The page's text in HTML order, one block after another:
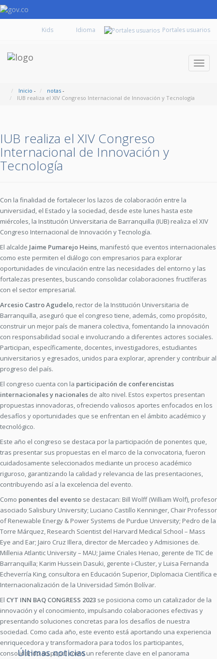
Kids Portales usuarios
Inicio - notas -
IUB realiza el XIV Congreso Internacional de Innovación y Tecnología
IUB realiza el XIV Congreso
Internacional de Innovación y
Tecnología
Con la finalidad de fortalecer los lazos de colaboración entre la
universidad, el Estado y la sociedad, desde este lunes hasta este
miércoles, la Institución Universitaria de Barranquilla (IUB) realiza el XIV
Congreso Internacional de Innovación y Tecnología.
El alcalde Jaime Pumarejo Heins, manifestó que eventos internacionales
como este permiten el diálogo con empresarios para explorar
oportunidades de vinculación entre las necesidades del entorno y las
fortalezas presentes, buscando consolidar colaboraciones fructíferas
con el sector empresarial.
Arcesio Castro Agudelo, rector de la Institución Universitaria de
Barranquilla, aseguró que el congreso tiene, además, como propósito,
construir un mejor país de manera colectiva, fomentando la innovación
con responsabilidad social e involucrando a diferentes actores sociales.
Participan, específicamente, docentes, investigadores, estudiantes
universitarios y egresados, unidos para explorar, aprender y contribuir al
progreso del país.
El congreso cuenta con la participación de conferencistas
internacionales y nacionales de alto nivel. Estos expertos presentan
propuestas innovadoras, ofreciendo valiosos aportes enfocados en los
desafíos y oportunidades que se enfrentan en el ámbito académico y
tecnológico.
Este año el congreso se destaca por la participación de ponentes que,
tras presentar sus propuestas en el marco de la convocatoria, fueron
cuidadosamente seleccionados mediante un proceso académico
riguroso, garantizando la calidad y relevancia de las presentaciones,
contribuyendo así a la excelencia del evento.
Como ponentes del evento se destacan: Bill Wolff (William Wolf), profesor
asociado Salisbury University; Luciano Castillo Kenninger, Chair Professor
of Renewable Energy & Power Systems de Purdue University; Pedro de la
Torre Márquez, Research Scientist del Harvard Medical School – Mass
Eye and Ear; Jairo Cruz Illera, director de Mercadeo y Admisiones de.
Millenia Atlantic University – MAU; Jaime Criales Henao, gerente de TIC de
Barranquilla; Karim Hussein Dasuki, gerente i-Cluster, y Luisa Fernanda
Echeverría King, consultora en Educación Superior, Diplomacia Científica e
Internacionalización de la Universidad Simón Bolívar.
El CYT INN BAQ CONGRESS 2023 se posiciona como un catalizador de la
innovación y el conocimiento, impulsando colaboraciones efectivas y
presentando soluciones concretas para los desafíos de nuestra
sociedad. Como cada año, este evento está aportando una experiencia
enriquecedora y transformadora para todos los participantes,
consolidando su papel como un referente clave en el panorama
Últimas noticias